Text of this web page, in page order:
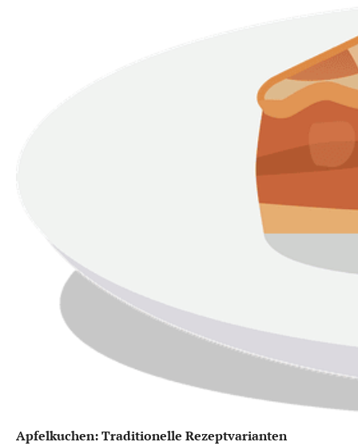
Apfelkuchen: Traditionelle Rezeptvarianten